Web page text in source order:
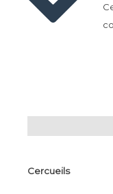
Cercueils